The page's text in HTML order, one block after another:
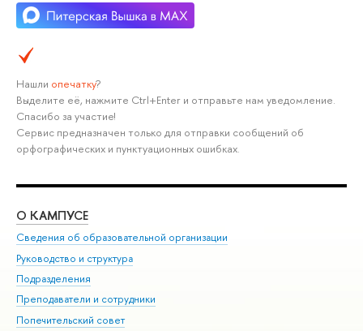
Нашли опечатку?
Выделите её, нажмите Ctrl+Enter и отправьте нам уведомление.
Спасибо за участие!
Сервис предназначен только для отправки сообщений об
орфографических и пунктуационных ошибках.
О КАМПУСЕ
Сведения об образовательной организации
Руководство и структура
Подразделения
Преподаватели и сотрудники
Попечительский совет